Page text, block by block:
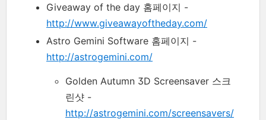
Giveaway of the day 홈페이지 -
http://www.giveawayoftheday.com/
Astro Gemini Software 홈페이지 -
http://astrogemini.com/
Golden Autumn 3D Screensaver 스크
린샷 -
http://astrogemini.com/screensavers/